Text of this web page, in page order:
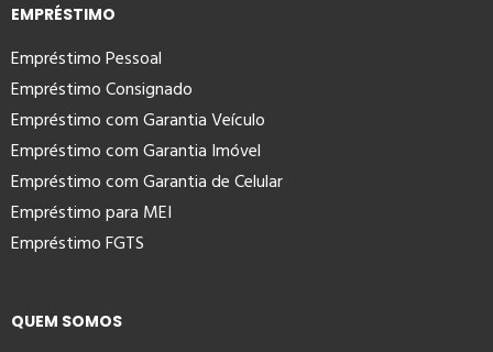
EMPRÉSTIMO
Empréstimo Pessoal
Empréstimo Consignado
Empréstimo com Garantia Veículo
Empréstimo com Garantia Imóvel
Empréstimo com Garantia de Celular
Empréstimo para MEI
Empréstimo FGTS
QUEM SOMOS